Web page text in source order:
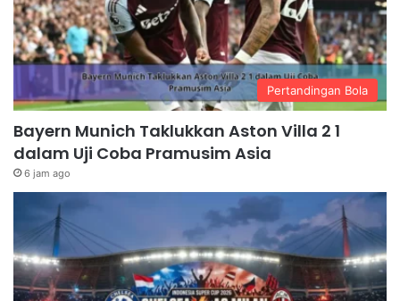
Pertandingan Bola
Bayern Munich Taklukkan Aston Villa 2 1
dalam Uji Coba Pramusim Asia
6 jam ago